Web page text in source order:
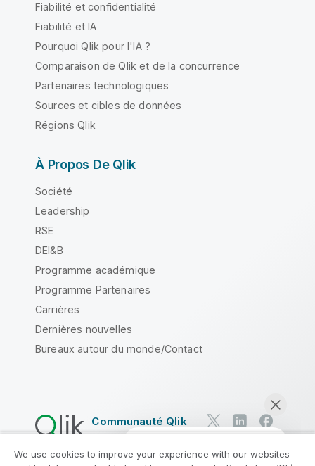
Fiabilité et confidentialité
Fiabilité et IA
Pourquoi Qlik pour l'IA ?
Comparaison de Qlik et de la concurrence
Partenaires technologiques
Sources et cibles de données
Régions Qlik
À Propos De Qlik
Société
Leadership
RSE
DEI&B
Programme académique
Programme Partenaires
Carrières
Dernières nouvelles
Bureaux autour du monde/Contact
Communauté Qlik
Contrats juridiques
We use cookies to improve your experience with our websites